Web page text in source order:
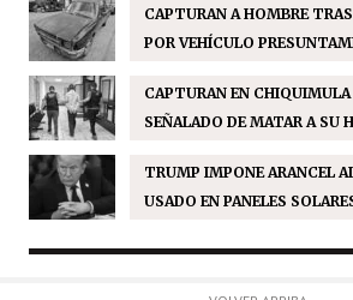
CAPTURAN A HOMBRE
POR VEHÍCULO
CAPTURAN EN
SEÑALADO DE MATAR A SU
TRUMP IMPONE ARANCEL
USADO EN PANELES